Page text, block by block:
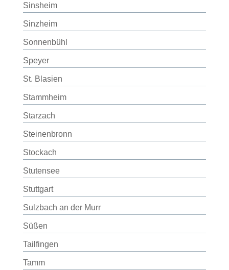
Sinsheim
Sinzheim
Sonnenbühl
Speyer
St. Blasien
Stammheim
Starzach
Steinenbronn
Stockach
Stutensee
Stuttgart
Sulzbach an der Murr
Süßen
Tailfingen
Tamm